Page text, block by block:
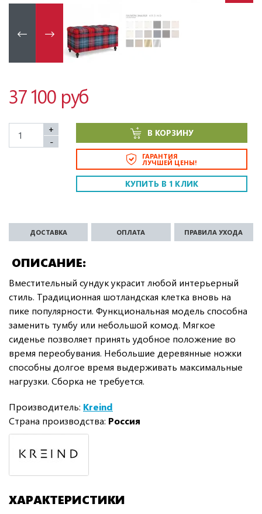
37 100 руб
+
-
В КОРЗИНУ
ГАРАНТИЯ
ЛУЧШЕЙ ЦЕНЫ!
КУПИТЬ В 1 КЛИК
ОПИСАНИЕ
ДОСТАВКА ОПЛАТА ПРАВИЛА УХОДА
Вместительный сундук украсит любой интерьерный
стиль. Традиционная шотландская клетка вновь на
пике популярности. Функциональная модель способна
заменить тумбу или небольшой комод. Мягкое
сиденье позволяет принять удобное положение во
время переобувания. Небольшие деревянные ножки
способны долгое время выдерживать максимальные
нагрузки. Сборка не требуется.
Производитель: Kreind
Страна производства: Россия
ХАРАКТЕРИСТИКИ